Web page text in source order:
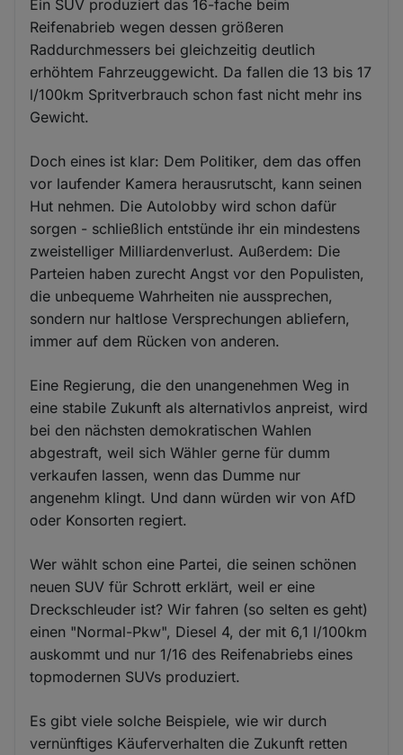
Ein SUV produziert das 16-fache beim
Reifenabrieb wegen dessen größeren
Raddurchmessers bei gleichzeitig deutlich
erhöhtem Fahrzeuggewicht. Da fallen die 13 bis 17
l/100km Spritverbrauch schon fast nicht mehr ins
Gewicht.
Doch eines ist klar: Dem Politiker, dem das offen
vor laufender Kamera herausrutscht, kann seinen
Hut nehmen. Die Autolobby wird schon dafür
sorgen - schließlich entstünde ihr ein mindestens
zweistelliger Milliardenverlust. Außerdem: Die
Parteien haben zurecht Angst vor den Populisten,
die unbequeme Wahrheiten nie aussprechen,
sondern nur haltlose Versprechungen abliefern,
immer auf dem Rücken von anderen.
Eine Regierung, die den unangenehmen Weg in
eine stabile Zukunft als alternativlos anpreist, wird
bei den nächsten demokratischen Wahlen
abgestraft, weil sich Wähler gerne für dumm
verkaufen lassen, wenn das Dumme nur
angenehm klingt. Und dann würden wir von AfD
oder Konsorten regiert.
Wer wählt schon eine Partei, die seinen schönen
neuen SUV für Schrott erklärt, weil er eine
Dreckschleuder ist? Wir fahren (so selten es geht)
einen "Normal-Pkw", Diesel 4, der mit 6,1 l/100km
auskommt und nur 1/16 des Reifenabriebs eines
topmodernen SUVs produziert.
Es gibt viele solche Beispiele, wie wir durch
vernünftiges Käuferverhalten die Zukunft retten